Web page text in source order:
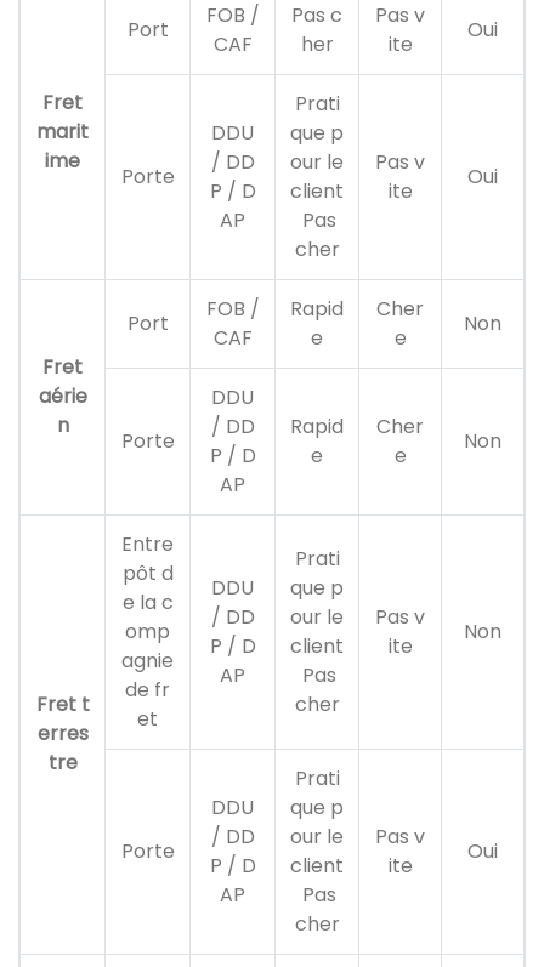
Fret
marit
ime
Port
FOB /
CAF
Pas c
her
Pas v
ite
Oui
Porte
DDU
/ DD
P / D
AP
Prati
que p
our le
client
Pas
cher
Pas v
ite
Oui
Fret
aérie
n
Port
FOB /
CAF
Rapid
e
Cher
e
Non
Porte
DDU
/ DD
P / D
AP
Rapid
e
Cher
e
Non
Fret t
erres
tre
Entre
pôt d
e la c
omp
agnie
de fr
et
DDU
/ DD
P / D
AP
Prati
que p
our le
client
Pas
cher
Pas v
ite
Non
Porte
DDU
/ DD
P / D
AP
Prati
que p
our le
client
Pas
cher
Pas v
ite
Oui